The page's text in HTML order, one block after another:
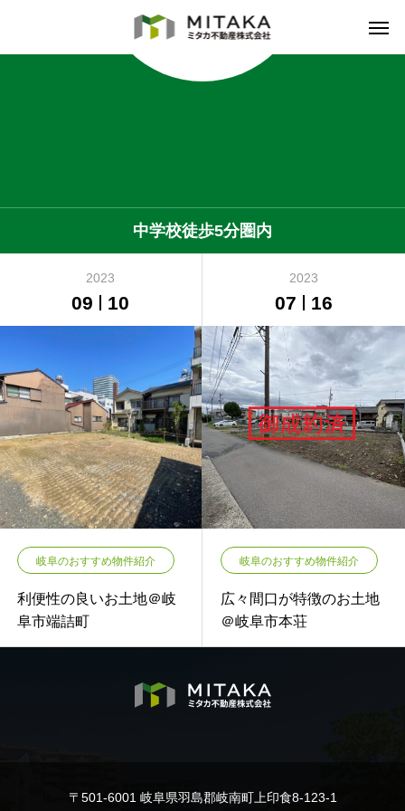
中学校徒歩5分圏内
2023
09 10
岐阜のおすすめ物件紹介
利便性の良いお土地＠岐
阜市端詰町
2023
07 16
岐阜のおすすめ物件紹介
広々間口が特徴のお土地
＠岐阜市本荘
〒501-6001 岐阜県羽島郡岐南町上印食8-123-1